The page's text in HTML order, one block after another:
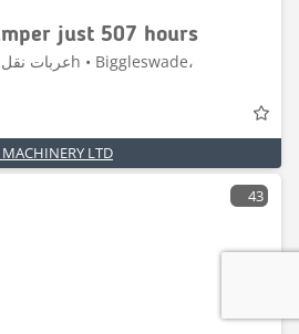
just 507 hours
MACHINERY LTD
43